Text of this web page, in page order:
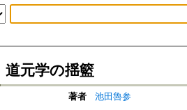
道元学の揺籃
著者
池田魯参